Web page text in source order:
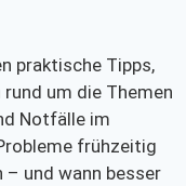
praktische Tipps,
um die Themen
Notfälle im
frühzeitig
– und wann besser